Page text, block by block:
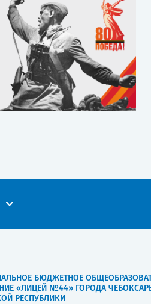
БЮДЖЕТНОЕ
«ЛИЦЕЙ №44» ГОРОДА
РЕСПУБЛИКИ